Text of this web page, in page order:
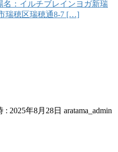
名：イルチブレインヨガ新瑞
瑞穂区瑞穂通8-7 […]
: 2025年8月28日 aratama_admin